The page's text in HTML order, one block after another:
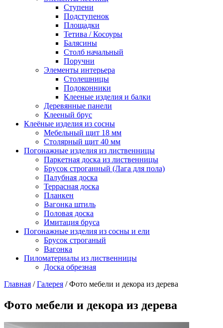
Ступени
Подступенок
Площадки
Тетива / Косоуры
Балясины
Столб начальный
Поручни
Элементы интерьера
Столешницы
Подоконники
Клееные изделия и балки
Деревянные панели
Клееный брус
Клеёные изделия из сосны
Мебельный щит 18 мм
Столярный щит 40 мм
Погонажные изделия из лиственницы
Паркетная доска из лиственницы
Брусок строганный (Лага для пола)
Палубная доска
Террасная доска
Планкен
Вагонка штиль
Половая доска
Имитация бруса
Погонажные изделия из сосны и ели
Брусок строганый
Вагонка
Пиломатериалы из лиственницы
Доска обрезная
Главная /Галерея /Фото мебели и декора из дерева
Фото мебели и декора из дерева